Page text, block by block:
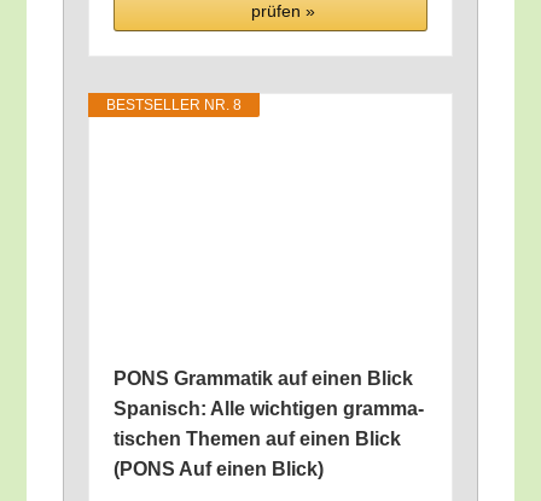
prü­fen »
BEST­SEL­LER NR. 8
PONS Gram­ma­tik auf einen Blick
Spa­nisch: Alle wich­ti­gen gram­ma­
ti­schen The­men auf einen Blick
(PONS Auf einen Blick)